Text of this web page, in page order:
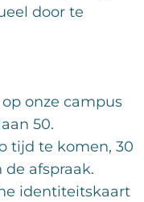
door te
onze campus
50.
tijd te komen, 30
afspraak.
identiteitskaart